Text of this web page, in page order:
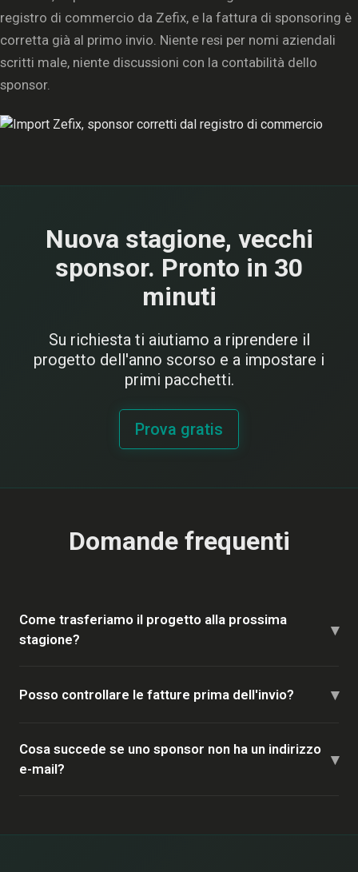
registro di commercio da Zefix, e la fattura di sponsoring è
corretta già al primo invio. Niente resi per nomi aziendali
scritti male, niente discussioni con la contabilità dello
sponsor.
Nuova stagione, vecchi
sponsor. Pronto in 30
minuti
Su richiesta ti aiutiamo a riprendere il
progetto dell'anno scorso e a impostare i
primi pacchetti.
Prova gratis
Domande frequenti
Come trasferiamo il progetto alla prossima
stagione?
▾
Posso controllare le fatture prima dell'invio? ▾
Cosa succede se uno sponsor non ha un indirizzo
e-mail?
▾